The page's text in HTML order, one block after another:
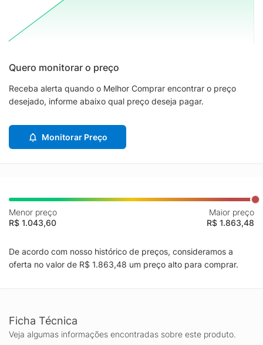
Quero monitorar o preço
Receba alerta quando o Melhor Comprar encontrar o preço
desejado, informe abaixo qual preço deseja pagar.
Monitorar Preço
Menor preço
R$ 1.043,60
Maior preço
R$ 1.863,48
De acordo com nosso histórico de preços, consideramos a
oferta no valor de R$ 1.863,48 um preço alto para comprar.
Ficha Técnica
Veja algumas informações encontradas sobre este produto.